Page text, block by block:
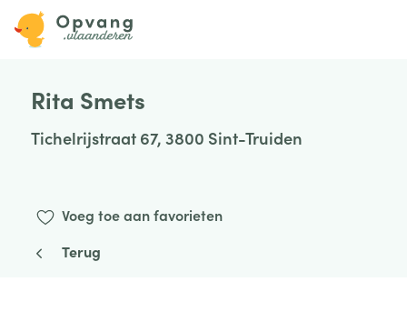
Rita Smets
Tichelrijstraat 67, 3800 Sint-Truiden
Voeg toe aan favorieten
Terug